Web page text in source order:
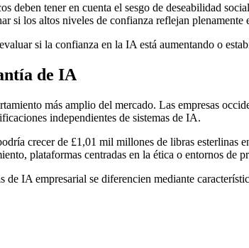
deben tener en cuenta el sesgo de deseabilidad
si los altos niveles de confianza reflejan
si la confianza en la IA está aumentando o
de IA
más amplio del mercado. Las empresas
independientes de sistemas de IA.
crecer de £1,01 mil millones de libras esterlinas
plataformas centradas en la ética o entornos de
IA empresarial se diferencien mediante